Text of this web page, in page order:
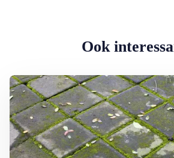
Ook
Lees meer over Groene aanslag